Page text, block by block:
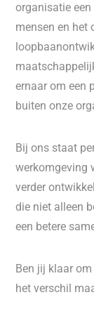
organisatie
mensen en het
ernaar om een
buiten onze
Bij ons staat
werkomgeving
verder
die niet alleen
een betere
Ben jij klaar
het verschil